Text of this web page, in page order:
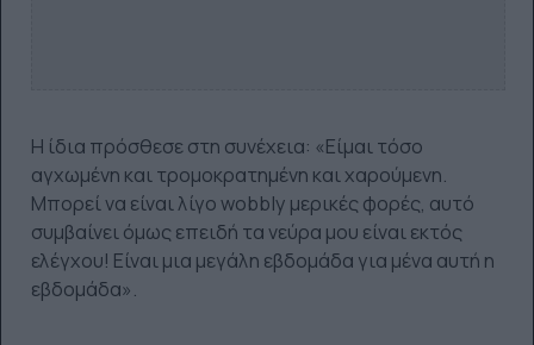
Η ίδια πρόσθεσε στη συνέχεια: «Είμαι τόσο
αγχωμένη και τρομοκρατημένη και χαρούμενη.
Μπορεί να είναι λίγο wobbly μερικές φορές, αυτό
συμβαίνει όμως επειδή τα νεύρα μου είναι εκτός
ελέγχου! Είναι μια μεγάλη εβδομάδα για μένα αυτή η
εβδομάδα».